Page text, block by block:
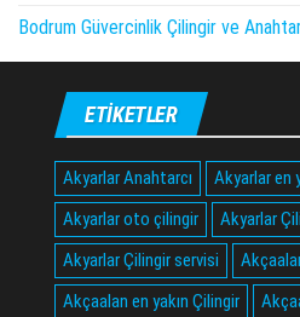
Bodrum Güvercinlik Çilingir ve
ETIKETLER
Akyarlar Anahtarcı
Akyarlar en
Akyarlar oto çilingir
Akyarlar
Akyarlar Çilingir servisi
Akçaalan en yakın Çilingir